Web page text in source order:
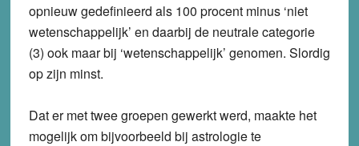
opnieuw gedefinieerd als 100 procent minus ‘niet
wetenschappelijk’ en daarbij de neutrale categorie
(3) ook maar bij ‘wetenschappelijk’ genomen. Slordig
op zijn minst.
Dat er met twee groepen gewerkt werd, maakte het
mogelijk om bijvoorbeeld bij astrologie te